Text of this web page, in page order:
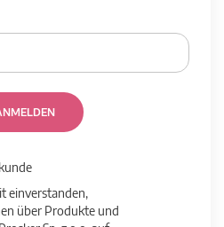
einverstanden,
über Produkte und